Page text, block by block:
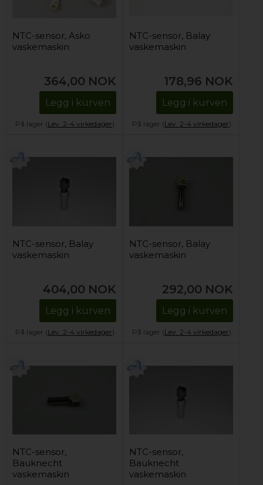
NTC-sensor, Asko
vaskemaskin
364,00 NOK
Legg i kurven
På lager (Lev. 2-4 virkedager).
NTC-sensor, Balay
vaskemaskin
178,96 NOK
Legg i kurven
På lager (Lev. 2-4 virkedager).
NTC-sensor, Balay
vaskemaskin
404,00 NOK
Legg i kurven
På lager (Lev. 2-4 virkedager).
NTC-sensor, Balay
vaskemaskin
292,00 NOK
Legg i kurven
På lager (Lev. 2-4 virkedager).
NTC-sensor,
Bauknecht
vaskemaskin
NTC-sensor,
Bauknecht
vaskemaskin